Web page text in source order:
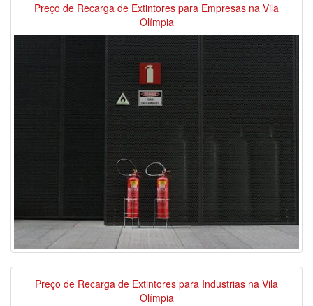
Preço de Recarga de Extintores para Empresas na Vila
Olímpia
Preço de Recarga de Extintores para Industrias na Vila
Olímpia